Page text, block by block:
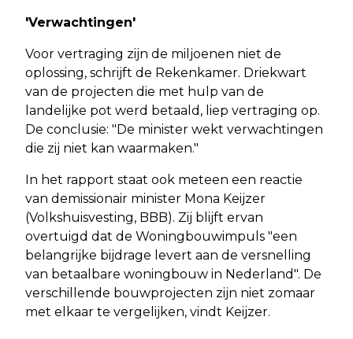
'Verwachtingen'
Voor vertraging zijn de miljoenen niet de
oplossing, schrijft de Rekenkamer. Driekwart
van de projecten die met hulp van de
landelijke pot werd betaald, liep vertraging op.
De conclusie: "De minister wekt verwachtingen
die zij niet kan waarmaken."
In het rapport staat ook meteen een reactie
van demissionair minister Mona Keijzer
(Volkshuisvesting, BBB). Zij blijft ervan
overtuigd dat de Woningbouwimpuls "een
belangrijke bijdrage levert aan de versnelling
van betaalbare woningbouw in Nederland". De
verschillende bouwprojecten zijn niet zomaar
met elkaar te vergelijken, vindt Keijzer.